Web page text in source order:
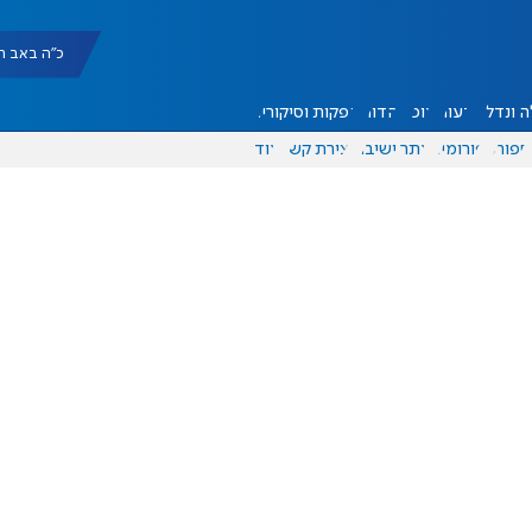
כ"ה באב תשפ"ו
ונדל"ן דעות אוכל יהדות הפקות וסיקורים
ספורט פורומים אתר ישיבה יצירת קשר עוד